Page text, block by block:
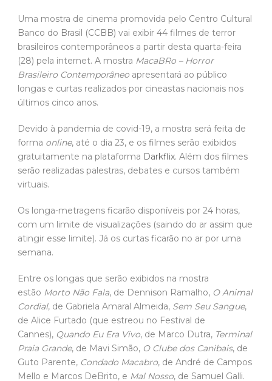
Uma mostra de cinema promovida pelo Centro Cultural
Banco do Brasil (CCBB) vai exibir 44 filmes de terror
brasileiros contemporâneos a partir desta quarta-feira
(28) pela internet. A mostra MacaBRo – Horror
Brasileiro Contemporâneo apresentará ao público
longas e curtas realizados por cineastas nacionais nos
últimos cinco anos.
Devido à pandemia de covid-19, a mostra será feita de
forma online, até o dia 23, e os filmes serão exibidos
gratuitamente na plataforma Darkflix. Além dos filmes
serão realizadas palestras, debates e cursos também
virtuais.
Os longa-metragens ficarão disponíveis por 24 horas,
com um limite de visualizações (saindo do ar assim que
atingir esse limite). Já os curtas ficarão no ar por uma
semana.
Entre os longas que serão exibidos na mostra
estão Morto Não Fala, de Dennison Ramalho, O Animal
Cordial, de Gabriela Amaral Almeida, Sem Seu Sangue,
de Alice Furtado (que estreou no Festival de
Cannes), Quando Eu Era Vivo, de Marco Dutra, Terminal
Praia Grande, de Mavi Simão, O Clube dos Canibais, de
Guto Parente, Condado Macabro, de André de Campos
Mello e Marcos DeBrito, e Mal Nosso, de Samuel Galli.